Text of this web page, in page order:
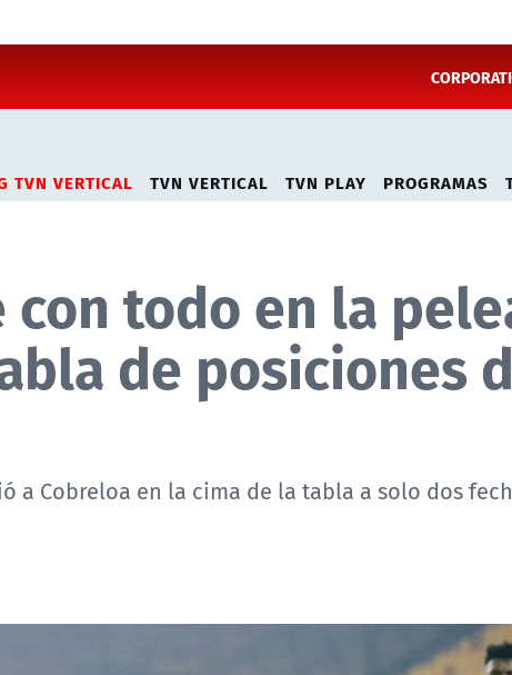
TVN VERTICAL TVN VERTICAL TVN PLAY PROGRAMAS
todo en la
de posiciones
a Cobreloa en la cima de la tabla a solo dos